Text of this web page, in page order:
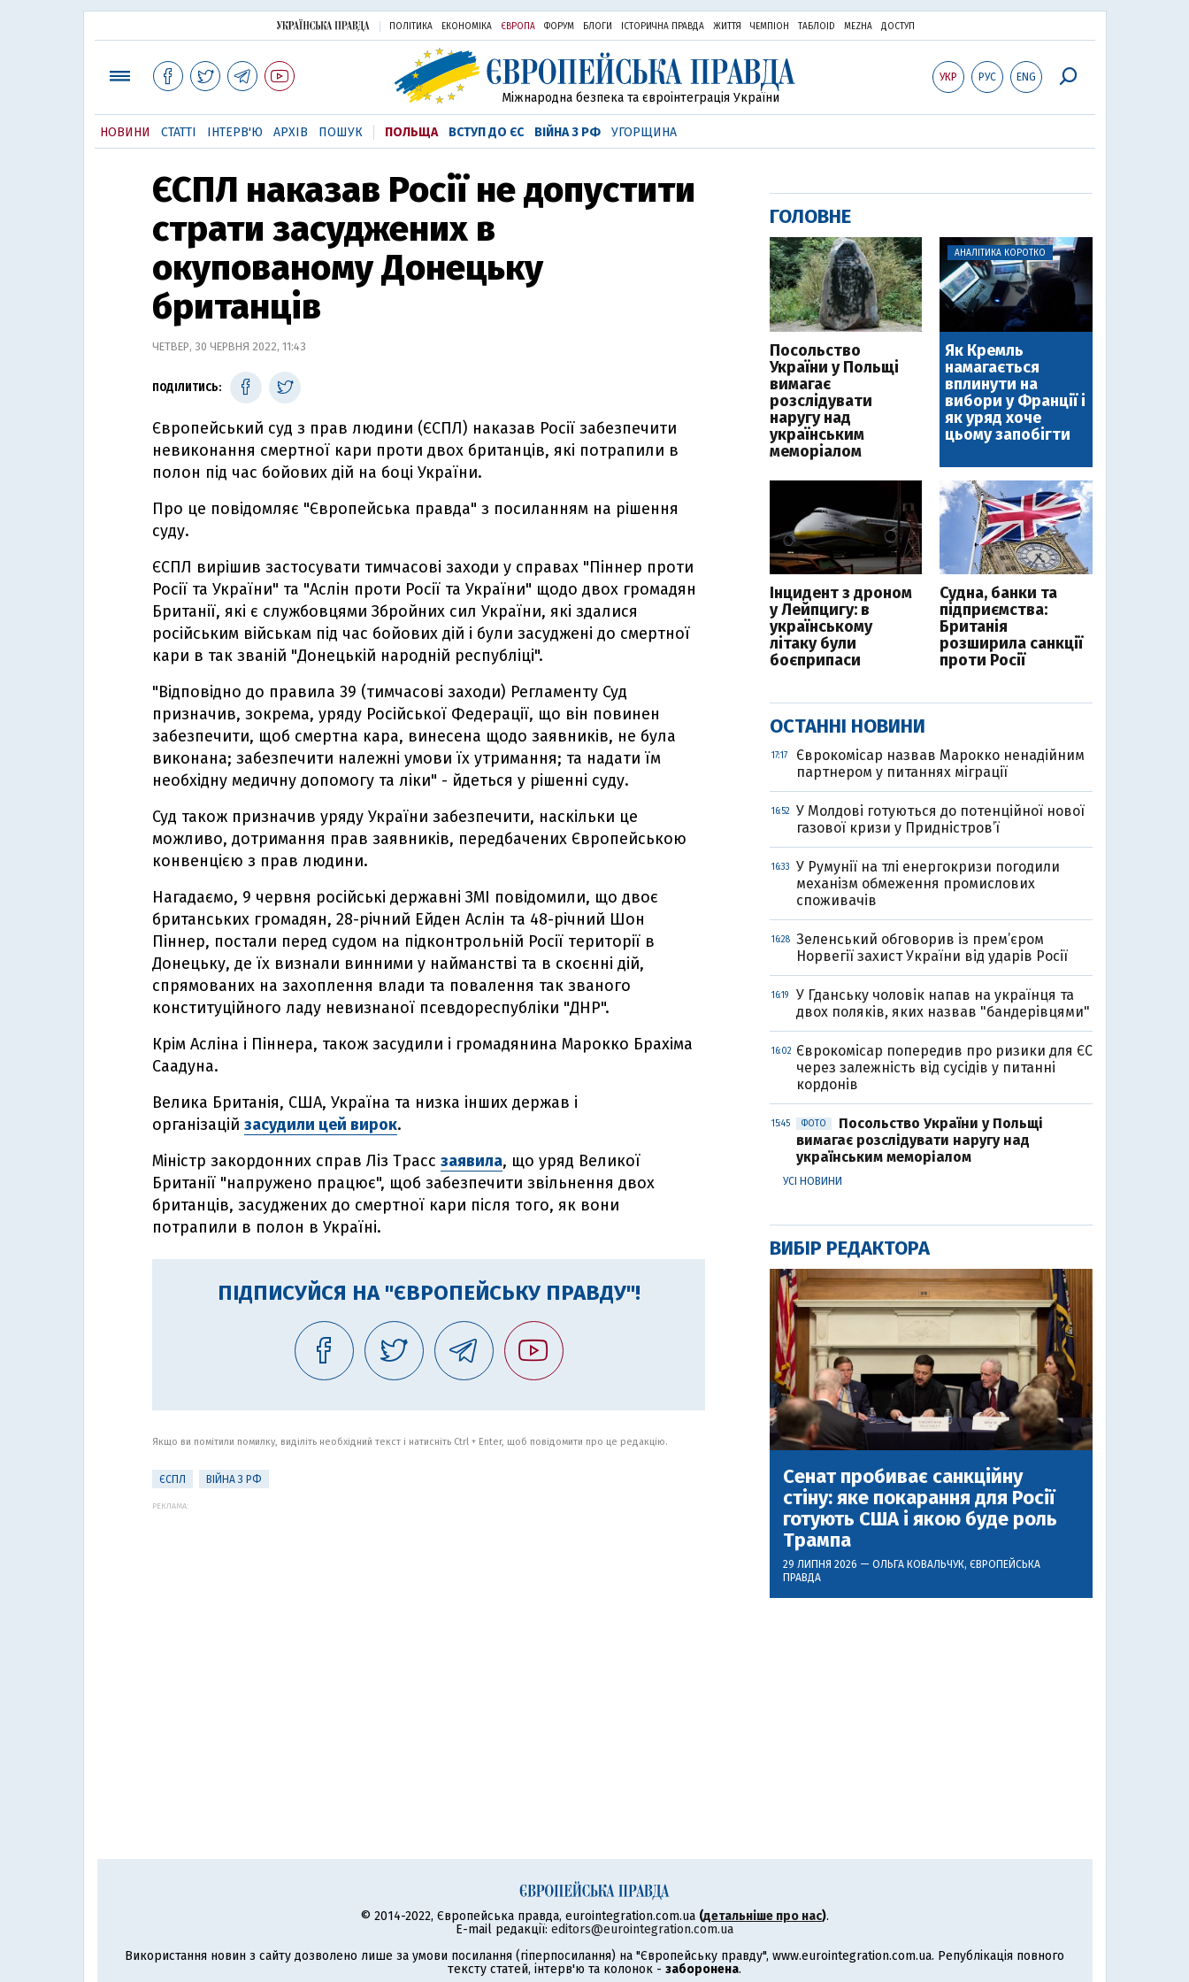
ПОЛІТИКА ЕКОНОМІКА ЄВРОПА ФОРУМ БЛОГИ ІСТОРИЧНА ПРАВДА ЖИТТЯ ЧЕМПІОН ТАБЛОID MEZHA ДОСТУП
УКР РУС ENG
Міжнародна безпека та євроінтеграція України
НОВИНИ СТАТТІ ІНТЕРВ'Ю АРХІВ ПОШУК ПОЛЬЩА ВСТУП ДО ЄС ВІЙНА З РФ УГОРЩИНА
ЄСПЛ наказав Росії не допустити
страти засуджених в
окупованому Донецьку
британців
ЧЕТВЕР, 30 ЧЕРВНЯ 2022, 11:43
ПОДІЛИТИСЬ:
Європейський суд з прав людини (ЄСПЛ) наказав Росії забезпечити
невиконання смертної кари проти двох британців, які потрапили в
полон під час бойових дій на боці України.
Про це повідомляє "Європейська правда" з посиланням на рішення
суду.
ЄСПЛ вирішив застосувати тимчасові заходи у справах "Піннер проти
Росії та України" та "Аслін проти Росії та України" щодо двох громадян
Британії, які є службовцями Збройних сил України, які здалися
російським військам під час бойових дій і були засуджені до смертної
кари в так званій "Донецькій народній республіці".
"Відповідно до правила 39 (тимчасові заходи) Регламенту Суд
призначив, зокрема, уряду Російської Федерації, що він повинен
забезпечити, щоб смертна кара, винесена щодо заявників, не була
виконана; забезпечити належні умови їх утримання; та надати їм
необхідну медичну допомогу та ліки" - йдеться у рішенні суду.
Суд також призначив уряду України забезпечити, наскільки це
можливо, дотримання прав заявників, передбачених Європейською
конвенцією з прав людини.
Нагадаємо, 9 червня російські державні ЗМІ повідомили, що двоє
британських громадян, 28-річний Ейден Аслін та 48-річний Шон
Піннер, постали перед судом на підконтрольній Росії території в
Донецьку, де їх визнали винними у найманстві та в скоєнні дій,
спрямованих на захоплення влади та повалення так званого
конституційного ладу невизнаної псевдореспубліки "ДНР".
Крім Асліна і Піннера, також засудили і громадянина Марокко Брахіма
Саадуна.
Велика Британія, США, Україна та низка інших держав і
організацій засудили цей вирок.
Міністр закордонних справ Ліз Трасс заявила, що уряд Великої
Британії "напружено працює", щоб забезпечити звільнення двох
британців, засуджених до смертної кари після того, як вони
потрапили в полон в Україні.
ПІДПИСУЙСЯ НА "ЄВРОПЕЙСЬКУ ПРАВДУ"!
Якщо ви помітили помилку, виділіть необхідний текст і натисніть Ctrl + Enter, щоб повідомити про це редакцію.
ЄСПЛ ВІЙНА З РФ
РЕКЛАМА:
ГОЛОВНЕ
Посольство
України у Польщі
вимагає
розслідувати
наругу над
українським
меморіалом
АНАЛІТИКА КОРОТКО
Як Кремль
намагається
вплинути на
вибори у Франції і
як уряд хоче
цьому запобігти
Інцидент з дроном
у Лейпцигу: в
українському
літаку були
боєприпаси
Судна, банки та
підприємства:
Британія
розширила санкції
проти Росії
ОСТАННІ НОВИНИ
17:17
Єврокомісар назвав Марокко ненадійним
партнером у питаннях міграції
16:52
У Молдові готуються до потенційної нової
газової кризи у Придністров’ї
16:33
У Румунії на тлі енергокризи погодили
механізм обмеження промислових
споживачів
16:28
Зеленський обговорив із прем’єром
Норвегії захист України від ударів Росії
16:19
У Гданську чоловік напав на українця та
двох поляків, яких назвав "бандерівцями"
16:02 Єврокомісар попередив про ризики для ЄС
через залежність від сусідів у питанні
кордонів
15:45 ФОТО
Посольство України у Польщі
вимагає розслідувати наругу над
українським меморіалом
УСІ НОВИНИ
ВИБІР РЕДАКТОРА
Сенат пробиває санкційну
стіну: яке покарання для Росії
готують США і якою буде роль
Трампа
29 ЛИПНЯ 2026 — ОЛЬГА КОВАЛЬЧУК, ЄВРОПЕЙСЬКА
ПРАВДА
© 2014-2022, Європейська правда, eurointegration.com.ua (детальніше про нас).
E-mail редакції: editors@eurointegration.com.ua
Використання новин з сайту дозволено лише за умови посилання (гіперпосилання) на "Європейську правду", www.eurointegration.com.ua. Републікація повного
тексту статей, інтерв'ю та колонок - заборонена.